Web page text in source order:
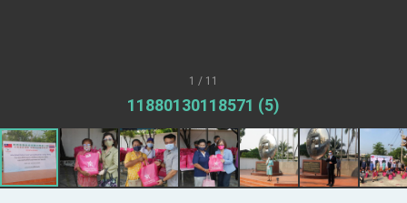
卓揆：臺美關稅談判階段性結果有助臺灣取得有
利戰略地位 全力支持「臺美對等貿易協定」簽署
外交部與數位發展部攜手合作，整合台灣雄厚數
位實力，達成固邦榮邦目標
外交部長林佳龍主持第35次「參與亞太經濟合作
策略小組」跨部會會議
1 / 11
11880130118571 (5)